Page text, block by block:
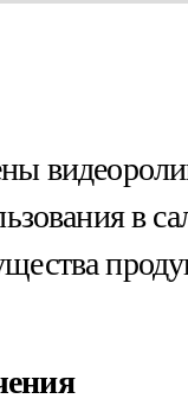
в